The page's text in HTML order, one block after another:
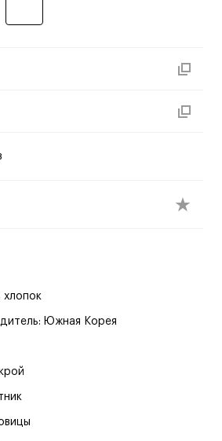
хлопок
Южная Корея